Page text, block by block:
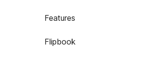
Features
Flipbook